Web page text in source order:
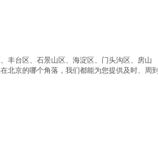
丰台区、石景山区、海淀区、门头沟区、房山
北京的哪个角落，我们都能为您提供及时、周到